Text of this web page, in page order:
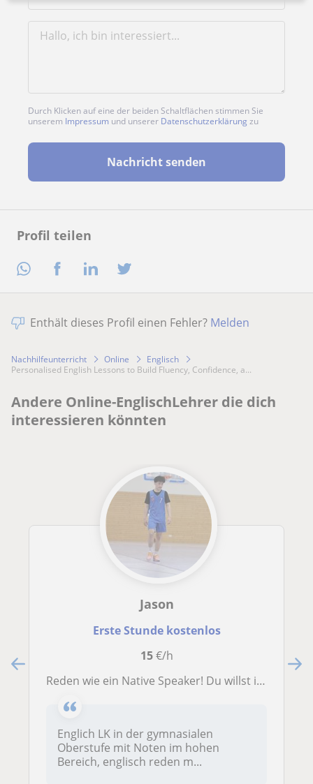
Profil teilen
Durch Klicken auf eine der beiden Schaltflächen stimmen Sie
unserem Impressum und unserer Datenschutzerklärung zu
Nachricht senden
Enthält dieses Profil einen Fehler? Melden
Nachhilfeunterricht Online
Englisch
Personalised English Lessons to Build Fluency, Confidence, a...
Andere Online-EnglischLehrer die dich
interessieren könnten
Jason
Erste Stunde kostenlos
15€/h
Reden wie ein Native Speaker! Du willst im Unterricht performen, deine Mündliche Note verbessern? Hier genau richtig!
Englich LK in der gymnasialen
Oberstufe mit Noten im hohen
Bereich, englisch reden m...